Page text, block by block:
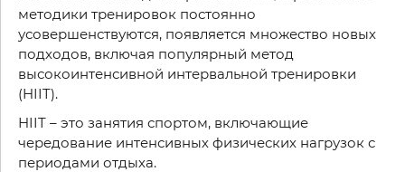
методики тренировок постоянно
усовершенствуются, появляется множество новых
подходов, включая популярный метод
высокоинтенсивной интервальной тренировки
(HIIT).
HIIT – это занятия спортом, включающие
чередование интенсивных физических нагрузок с
периодами отдыха.